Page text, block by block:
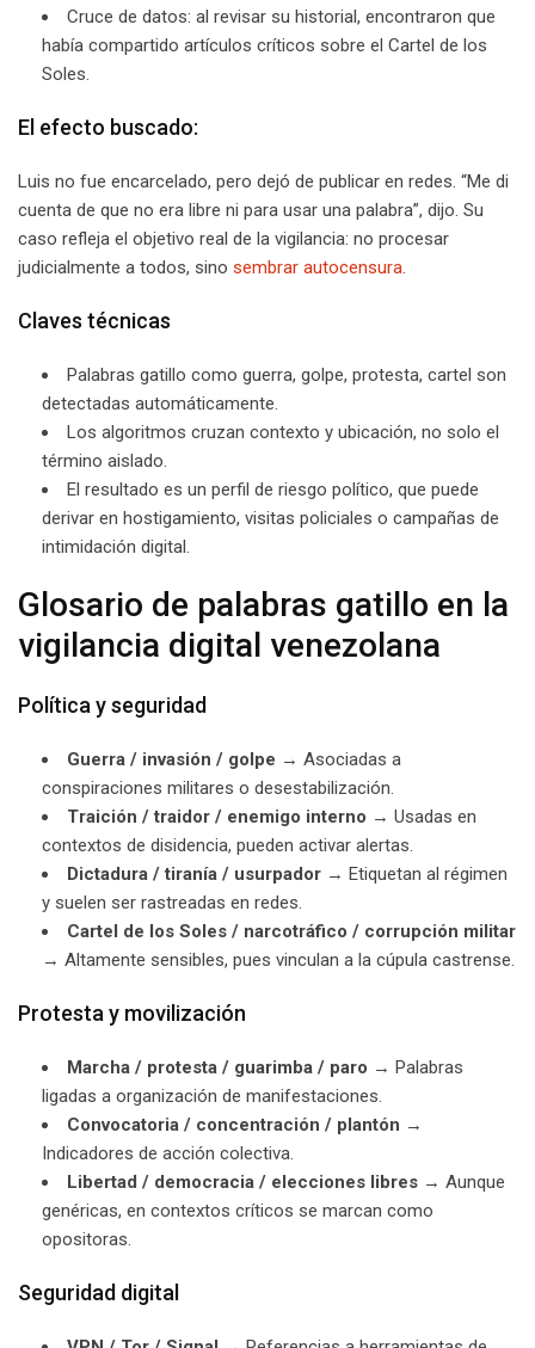
Cruce de datos: al revisar su historial, encontraron que
había compartido artículos críticos sobre el Cartel de los
Soles.
El efecto buscado:
Luis no fue encarcelado, pero dejó de publicar en redes. “Me di
cuenta de que no era libre ni para usar una palabra”, dijo. Su
caso refleja el objetivo real de la vigilancia: no procesar
judicialmente a todos, sino sembrar autocensura.
Claves técnicas
Palabras gatillo como guerra, golpe, protesta, cartel son
detectadas automáticamente.
Los algoritmos cruzan contexto y ubicación, no solo el
término aislado.
El resultado es un perfil de riesgo político, que puede
derivar en hostigamiento, visitas policiales o campañas de
intimidación digital.
Glosario de palabras gatillo en la
vigilancia digital venezolana
Política y seguridad
Guerra / invasión / golpe → Asociadas a
conspiraciones militares o desestabilización.
Traición / traidor / enemigo interno → Usadas en
contextos de disidencia, pueden activar alertas.
Dictadura / tiranía / usurpador → Etiquetan al régimen
y suelen ser rastreadas en redes.
Cartel de los Soles / narcotráfico / corrupción militar
→ Altamente sensibles, pues vinculan a la cúpula castrense.
Protesta y movilización
Marcha / protesta / guarimba / paro → Palabras
ligadas a organización de manifestaciones.
Convocatoria / concentración / plantón →
Indicadores de acción colectiva.
Libertad / democracia / elecciones libres → Aunque
genéricas, en contextos críticos se marcan como
opositoras.
Seguridad digital